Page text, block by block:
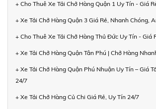
+ Cho Thuê Xe Tải Chở Hàng Quận 1 Uy Tín - Giá
+ Xe Tải Chở Hàng Quận 3 Giá Rẻ, Nhanh Chóng,
+ Cho Thuê Xe Tải Chở Hàng Thủ Đức Uy Tín - Giá
+ Xe Tải Chở Hàng Quận Tân Phú | Chở Hàng
+ Xe Tải Chở Hàng Quận Phú Nhuận Uy Tín – Giá
24/7
+ Xe Tải Chở Hàng Củ Chi Giá Rẻ, Uy Tín 24/7